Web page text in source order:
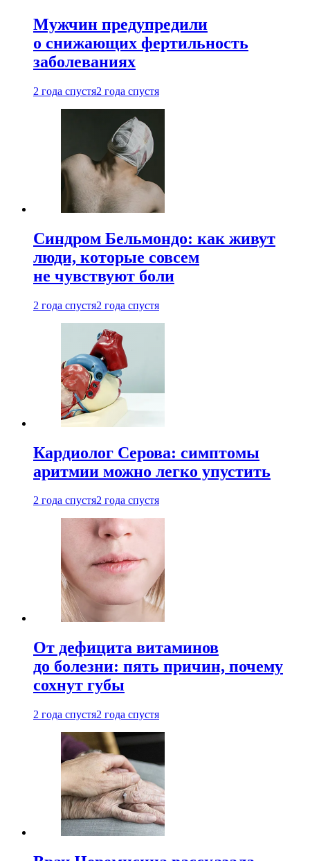
Мужчин предупредили
о снижающих фертильность
заболеваниях
2 года спустя2 года спустя
Синдром Бельмондо: как живут
люди, которые совсем
не чувствуют боли
2 года спустя2 года спустя
Кардиолог Серова: симптомы
аритмии можно легко упустить
2 года спустя2 года спустя
От дефицита витаминов
до болезни: пять причин, почему
сохнут губы
2 года спустя2 года спустя